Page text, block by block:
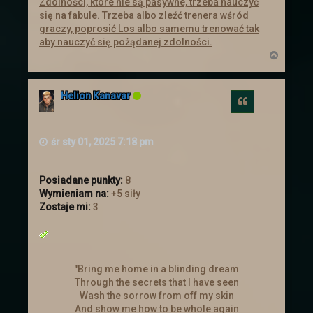
Koniec wyprawy
Wydarzenie w dalekiej krainie zostało
ukończone. Postaci wróciły z nagrodami.
zaczęło dziać jest poza wiedzą
większości z nich.
znajdziecie więcej :)
się na fabule. Trzeba albo zleźć trenera wśród
graczy, poprosić Los albo samemu trenować tak
aby nauczyć się pożądanej zdolności.
g
Helion Kanavar
śr sty 01, 2025 7:18 pm
Posiadane punkty: 8
Wymieniam na: +5 siły
Zostaje mi: 3
"Bring me home in a blinding dream
Through the secrets that I have seen
Wash the sorrow from off my skin
And show me how to be whole again